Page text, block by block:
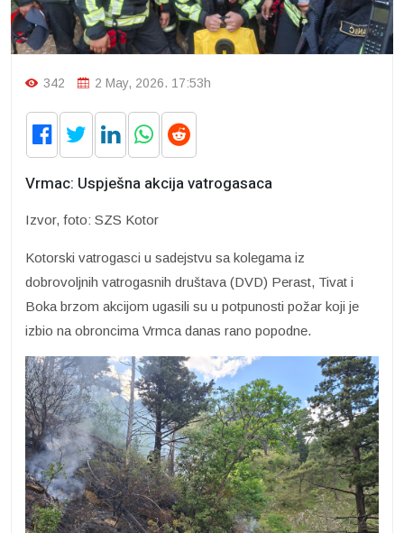
342 2 May, 2026. 17:53h
Vrmac: Uspješna akcija vatrogasaca
Izvor, foto: SZS Kotor
Kotorski vatrogasci u sadejstvu sa kolegama iz
dobrovoljnih vatrogasnih društava (DVD) Perast, Tivat i
Boka brzom akcijom ugasili su u potpunosti požar koji je
izbio na obroncima Vrmca danas rano popodne.